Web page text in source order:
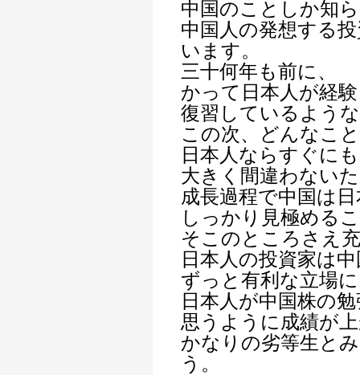
中国のことしか知
中国人の発想する
います。
三十何年も前に、
かって日本人が経
復習しているよう
この次、どんなこ
日本人ならすぐに
大きく間違わない
成長過程で中国は
しっかり見極める
そこのところさえ
日本人の投資家は
ずっと有利な立場
日本人が中国株の
思うように成績が
かなりの劣等生と
う。